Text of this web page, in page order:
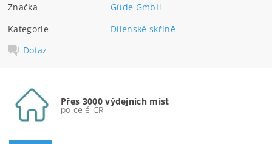
Značka
Güde GmbH
Kategorie
Dílenské skříně
Dotaz
Přes 3000 výdejních míst
po celé ČR